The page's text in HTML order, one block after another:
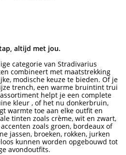
altijd met jou.
categorie van Stradivarius
combineert met maatstrekking
modische keuze te bieden. Of je
trench, een warme bruintint trui
helpt je een complete
kleur , of het nu donkerbruin,
warmte toe aan elke outfit en
tinten zoals crème, wit en zwart,
zoals groen, bordeaux of
jassen, broeken, rokken, jurken
kunnen worden opgebouwd tot
avondoutfits.